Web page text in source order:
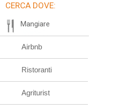
CERCA DOVE:
Mangiare
Airbnb
Ristoranti
Agriturist